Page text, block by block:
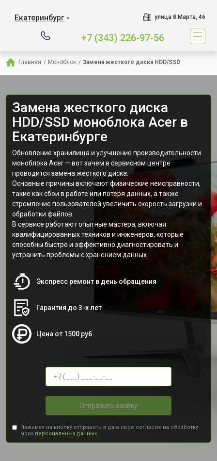
Екатеринбург ▼ улица 8 Марта, 46
+7 (343) 226-97-56
Главная / Моноблок / Замена жесткого диска HDD/SSD
Замена жесткого диска
HDD/SSD моноблока Acer в
Екатеринбурге
Обновление хранилища и улучшение производительности
моноблока Acer — вот зачем в сервисном центре
проводится замена жесткого диска.
Основные причины включают физические неисправности,
такие как сбои в работе или потеря данных, а также
стремление пользователей увеличить скорость загрузки и
обработки файлов.
В сервисе работают опытные мастера, включая
квалифицированных техников и инженеров, которые
способны быстро и эффективно диагностировать и
устранить проблемы с хранением данных.
Экспресс ремонт в день обращения
Гарантия до 3-х лет
Цена от 1500 руб
Отправить заявку
Нажимая на кнопку отправить я даю свое согласие на обработку
моих персональных данных.